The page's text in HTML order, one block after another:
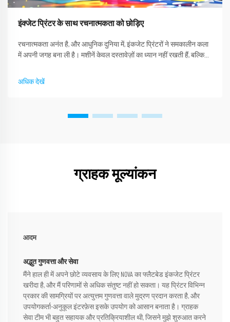
इंक्जेट प्रिंटर के साथ रचनात्मकता को छोड़िए
रचनात्मकता अनंत है, और आधुनिक दुनिया में, इंकजेट प्रिंटरों ने समकालीन कला
में अपनी जगह बना ली है। मशीनें केवल दस्तावेज़ों का ध्यान नहीं रखती हैं, बल्कि
व्यवसाय, व्यक्तित्व...
अधिक देखें
ग्राहक मूल्यांकन
आदम
अद्भुत गुणवत्ता और सेवा
मैंने हाल ही में अपने छोटे व्यवसाय के लिए NOVA का फ्लैटबेड इंकजेट प्रिंटर
खरीदा है, और मैं परिणामों से अधिक संतुष्ट नहीं हो सकता। यह प्रिंटर विभिन्न
प्रकार की सामग्रियों पर अत्युत्तम गुणवत्ता वाले मुद्रण प्रदान करता है, और
उपयोगकर्ता-अनुकूल इंटरफ़ेस इसके उपयोग को आसान बनाता है। ग्राहक
सेवा टीम भी बहुत सहायक और प्रतिक्रियाशील थी, जिसने मुझे शुरुआत करने